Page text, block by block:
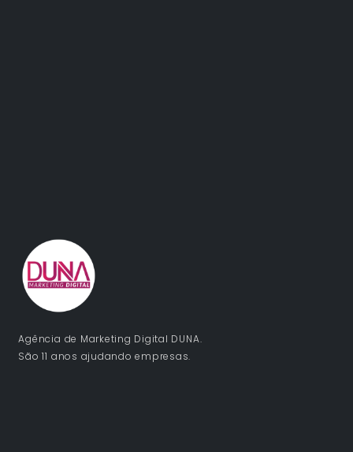
Agência de Marketing Digital DUNA.
São 11 anos ajudando empresas.